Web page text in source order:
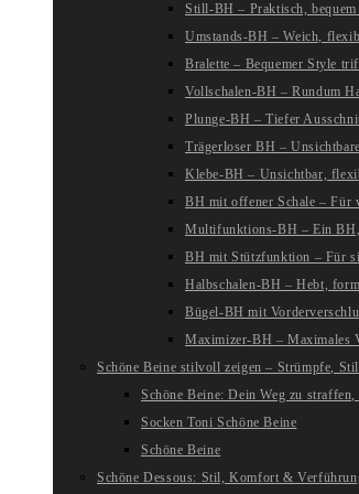
Still-BH – Praktisch,
Umstands-BH – Weich,
Bralette – Bequemer Style
Vollschalen-BH – Rundum
Plunge-BH – Tiefer
Trägerloser BH –
Klebe-BH – Unsichtbar,
BH mit offener Schale – Für
Multifunktions-BH – Ein
BH mit Stützfunktion – Für
Halbschalen-BH – Hebt,
Bügel-BH mit
Maximizer-BH – Maximales
Schöne Beine stilvoll zeigen – Strümpfe,
Schöne Beine: Dein Weg zu
Socken Toni Schöne Beine
Schöne Beine
Schöne Dessous: Stil, Komfort &